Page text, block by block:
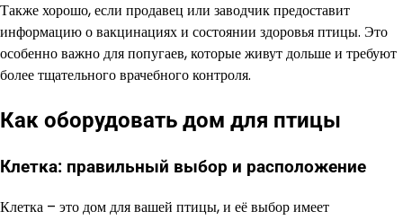
Также хорошо, если продавец или заводчик предоставит
информацию о вакцинациях и состоянии здоровья птицы. Это
особенно важно для попугаев, которые живут дольше и требуют
более тщательного врачебного контроля.
Как оборудовать дом для птицы
Клетка: правильный выбор и расположение
Клетка – это дом для вашей птицы, и её выбор имеет